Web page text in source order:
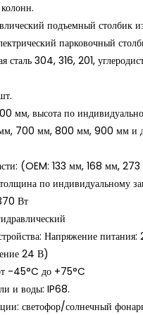
подъемный столбик
парковочный
304, 316, 201,
мм, высота по
700 мм, 800 мм, 900 мм и
(OEM: 133 мм, 168 мм,
по индивидуальному
Вт
Напряжение
24 В)
-45°C до +75°C
и воды: IP68.
светофор/солнечный